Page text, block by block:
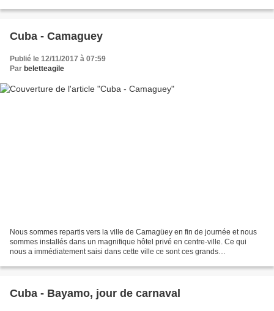
Cuba - Camaguey
Publié le 12/11/2017 à 07:59
Par beletteagile
Nous sommes repartis vers la ville de Camagüey en fin de journée et nous
sommes installés dans un magnifique hôtel privé en centre-ville. Ce qui
nous a immédiatement saisi dans cette ville ce sont ces grands
Cuba - Bayamo, jour de carnaval